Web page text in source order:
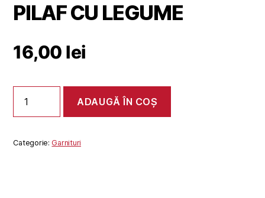
PILAF CU LEGUME
16,00 lei
PILAF
CU
ADAUGĂ ÎN COȘ
Categorie: Garnituri